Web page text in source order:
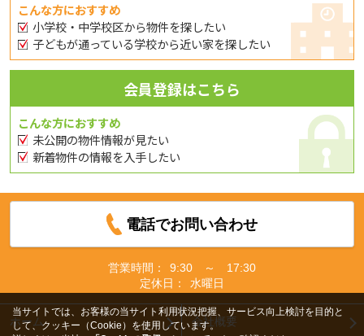
こんな方におすすめ
小学校・中学校区から物件を探したい
子どもが通っている学校から近い家を探したい
会員登録はこちら
こんな方におすすめ
未公開の物件情報が見たい
新着物件の情報を入手したい
電話でお問い合わせ
営業時間：
9:30 ～ 17:30
定休日：
水曜日
ホーム 会社概要
当サイトでは、お客様の当サイト利用状況把握、サービス向上検討を目的と
して、クッキー（Cookie）を使用しています。